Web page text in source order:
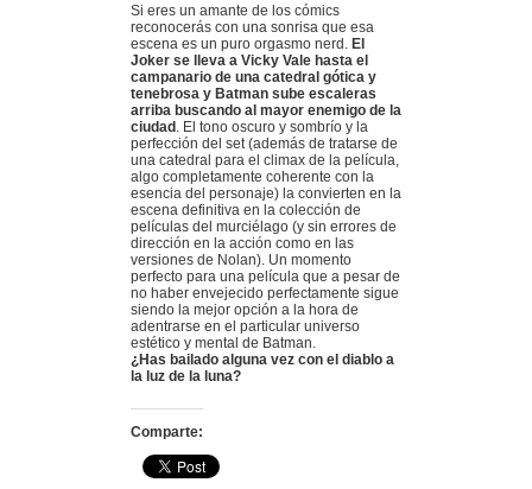
Si eres un amante de los cómics
reconocerás con una sonrisa que esa
escena es un puro orgasmo nerd. El
Joker se lleva a Vicky Vale hasta el
campanario de una catedral gótica y
tenebrosa y Batman sube escaleras
arriba buscando al mayor enemigo de la
ciudad. El tono oscuro y sombrío y la
perfección del set (además de tratarse de
una catedral para el climax de la película,
algo completamente coherente con la
esencia del personaje) la convierten en la
escena definitiva en la colección de
películas del murciélago (y sin errores de
dirección en la acción como en las
versiones de Nolan). Un momento
perfecto para una película que a pesar de
no haber envejecido perfectamente sigue
siendo la mejor opción a la hora de
adentrarse en el particular universo
estético y mental de Batman.
¿Has bailado alguna vez con el diablo a
la luz de la luna?
Comparte: